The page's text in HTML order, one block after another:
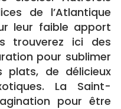
de l’Atlantique
leur faible apport
trouverez ici des
pour sublimer
de délicieux
La Saint-
pour être